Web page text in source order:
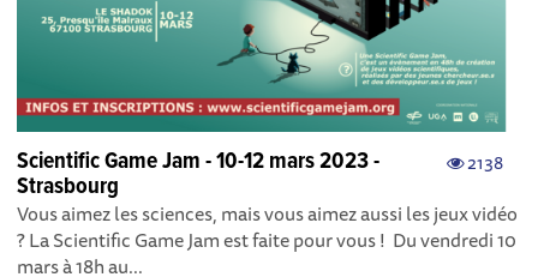
2138
Scientific Game Jam - 10-12 mars 2023 -
Strasbourg
Vous aimez les sciences, mais vous aimez aussi les jeux vidéo
? La Scientific Game Jam est faite pour vous ! Du vendredi 10
mars à 18h au...